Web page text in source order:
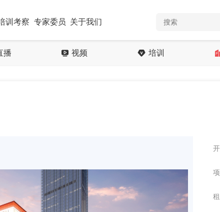
训考察 专家委员 关于我们
播 视频 培训